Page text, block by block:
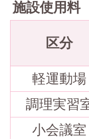
施設使用料
区分
軽運動場
調理実習
小会議室